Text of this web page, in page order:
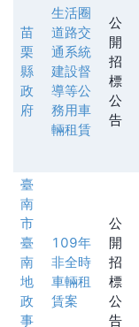
苗
栗
縣
政
府
生活圈
道路交
通系統
建設督
導等公
務用車
輛租賃
公
開
招
標
公
告
臺
南
市
臺
南
地
政
事
109年
非全時
車輛租
賃案
公
開
招
標
公
告